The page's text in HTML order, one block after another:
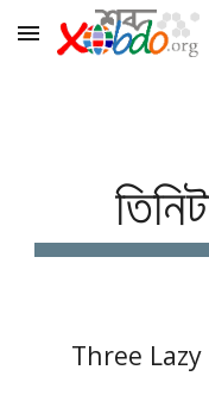
Skip to main content
Three